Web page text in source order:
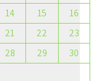
14 15
16
21 22
23
28 29
30